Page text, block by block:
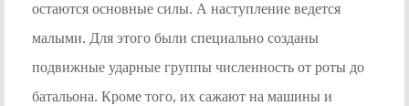
остаются основные силы. А наступление ведется
малыми. Для этого были специально созданы
подвижные ударные группы численность от роты до
батальона. Кроме того, их сажают на машины и